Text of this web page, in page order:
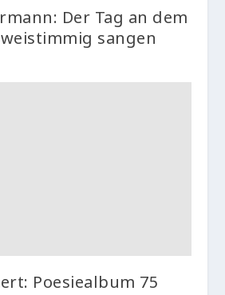
Der Tag an dem
sangen
Poesiealbum 75